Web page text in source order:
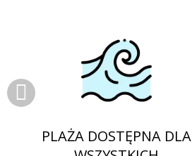
PLAŻA DOSTĘPNA DLA